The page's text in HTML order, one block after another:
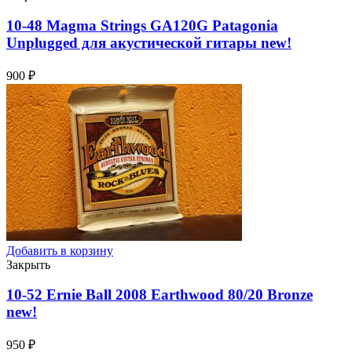
10-48 Magma Strings GA120G Patagonia
Unplugged для акустической гитары new!
900 ₽
Добавить в корзину
Закрыть
10-52 Ernie Ball 2008 Earthwood 80/20 Bronze
new!
950 ₽